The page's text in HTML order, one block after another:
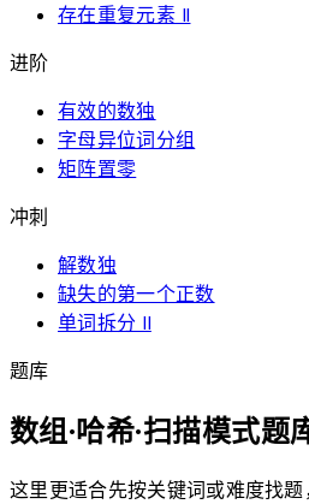
存在重复元素 II
进阶
有效的数独
字母异位词分组
矩阵置零
冲刺
解数独
缺失的第一个正数
单词拆分 II
题库
数组·哈希·扫描模式题
这里更适合先按关键词或难度找